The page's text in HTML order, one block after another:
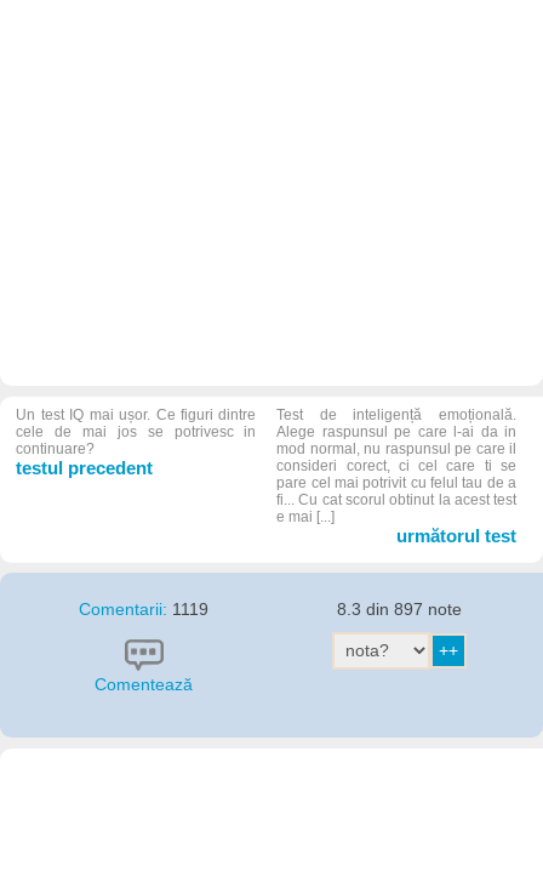
Un test IQ mai ușor. Ce figuri dintre
cele de mai jos se potrivesc in
continuare?
testul precedent
Test de inteligență emoțională.
Alege raspunsul pe care l-ai da in
mod normal, nu raspunsul pe care il
consideri corect, ci cel care ti se
pare cel mai potrivit cu felul tau de a
fi... Cu cat scorul obtinut la acest test
e mai [...]
următorul test
Comentarii: 1119
Comentează
8.3 din 897 note